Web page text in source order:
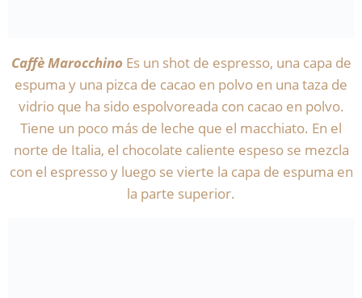
Caffè Marocchino Es un shot de espresso, una capa de
espuma y una pizca de cacao en polvo en una taza de
vidrio que ha sido espolvoreada con cacao en polvo.
Tiene un poco más de leche que el macchiato. En el
norte de Italia, el chocolate caliente espeso se mezcla
con el espresso y luego se vierte la capa de espuma en
la parte superior.